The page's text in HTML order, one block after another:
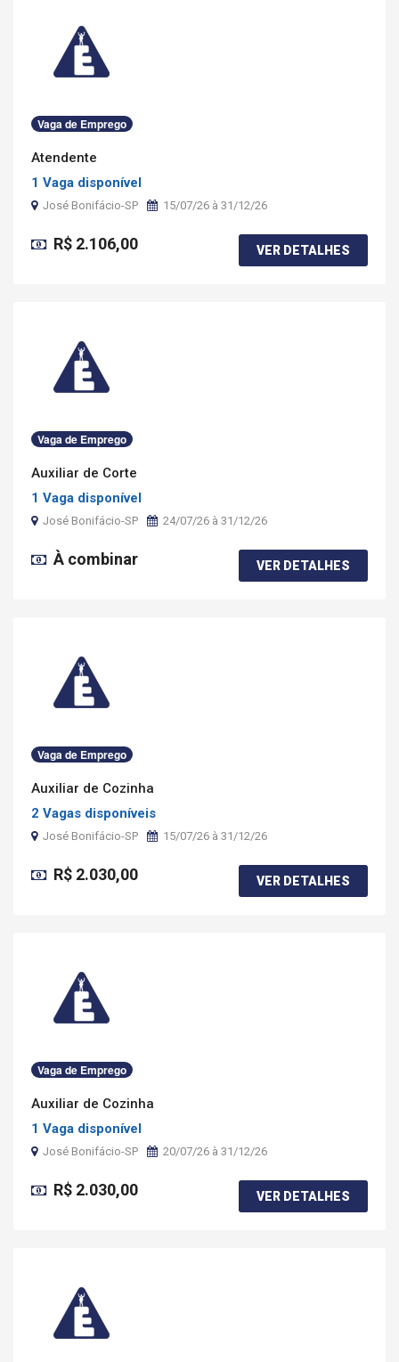
Vaga de Emprego
Atendente
1 Vaga disponível
José Bonifácio-SP 15/07/26 à 31/12/26
R$ 2.106,00 VER DETALHES
Vaga de Emprego
Auxiliar de Corte
1 Vaga disponível
José Bonifácio-SP 24/07/26 à 31/12/26
À combinar VER DETALHES
Vaga de Emprego
Auxiliar de Cozinha
2 Vagas disponíveis
José Bonifácio-SP 15/07/26 à 31/12/26
R$ 2.030,00 VER DETALHES
Vaga de Emprego
Auxiliar de Cozinha
1 Vaga disponível
José Bonifácio-SP 20/07/26 à 31/12/26
R$ 2.030,00 VER DETALHES